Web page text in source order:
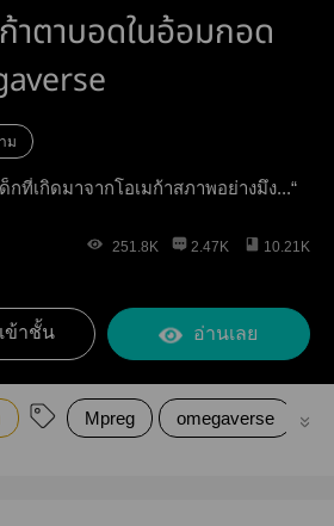
าตาบอดในอ้อมกอด
ม
กที่เกิดมาจากโอเมก้าสภาพอย่างมึง...“
251.8K 2.47K 10.21K
ข้าชั้น อ่านเลย
Mpreg omegaverse